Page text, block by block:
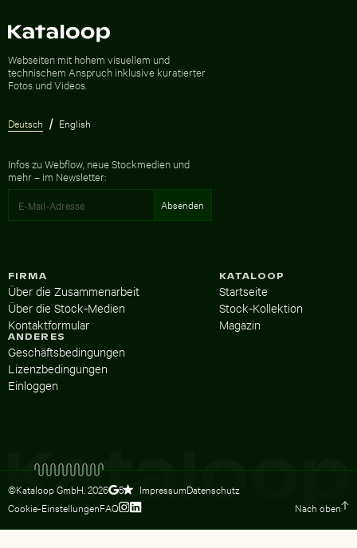
Webseiten mit hohem visuellem und
technischem Anspruch inklusive kuratierter
Fotos und Videos.
Deutsch English
Infos zu Webflow, neue Stockmedien und
mehr – im Newsletter:
KATALOOP
Startseite
Stock-Kollektion
Magazin
FIRMA
Über die Zusammenarbeit
Über die Stock-Medien
Kontaktformular
ANDERES
Geschäftsbedingungen
Lizenzbedingungen
Einloggen
©Kataloop GmbH, 2026 5 ImpressumDatenschutz
Cookie-EinstellungenFAQ Nach oben